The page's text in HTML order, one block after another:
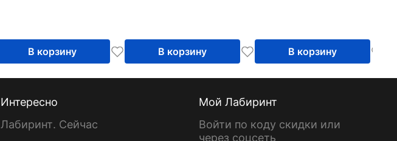
В корзину В корзину В корзину
Интересно
Лабиринт. Сейчас
Мой Лабиринт
Войти по коду скидки или
через соцсеть